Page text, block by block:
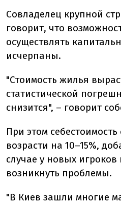
Совладелец крупной
говорит, что
осуществлять
исчерпаны.
"Стоимость жилья
статистической
снизится", – говорит
При этом
возрасти на 10–15%,
случае у новых
возникнуть проблемы.
"В Киев зашли многие